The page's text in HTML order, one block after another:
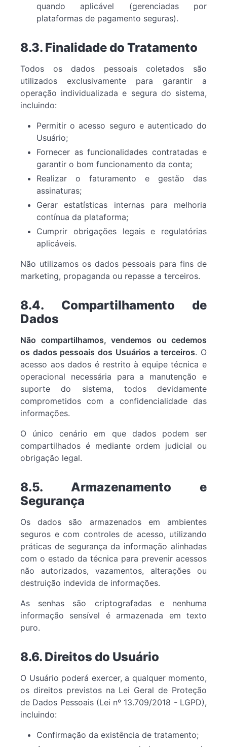
quando aplicável (gerenciadas por
plataformas de pagamento seguras).
8.3. Finalidade do Tratamento
Todos os dados pessoais coletados são
utilizados exclusivamente para garantir a
operação individualizada e segura do sistema,
incluindo:
Permitir o acesso seguro e autenticado do
Usuário;
Fornecer as funcionalidades contratadas e
garantir o bom funcionamento da conta;
Realizar o faturamento e gestão das
assinaturas;
Gerar estatísticas internas para melhoria
contínua da plataforma;
Cumprir obrigações legais e regulatórias
aplicáveis.
Não utilizamos os dados pessoais para fins de
marketing, propaganda ou repasse a terceiros.
8.4. Compartilhamento de
Dados
Não compartilhamos, vendemos ou cedemos
os dados pessoais dos Usuários a terceiros. O
acesso aos dados é restrito à equipe técnica e
operacional necessária para a manutenção e
suporte do sistema, todos devidamente
comprometidos com a confidencialidade das
informações.
O único cenário em que dados podem ser
compartilhados é mediante ordem judicial ou
obrigação legal.
8.5. Armazenamento e
Segurança
Os dados são armazenados em ambientes
seguros e com controles de acesso, utilizando
práticas de segurança da informação alinhadas
com o estado da técnica para prevenir acessos
não autorizados, vazamentos, alterações ou
destruição indevida de informações.
As senhas são criptografadas e nenhuma
informação sensível é armazenada em texto
puro.
8.6. Direitos do Usuário
O Usuário poderá exercer, a qualquer momento,
os direitos previstos na Lei Geral de Proteção
de Dados Pessoais (Lei nº 13.709/2018 - LGPD),
incluindo:
Confirmação da existência de tratamento;